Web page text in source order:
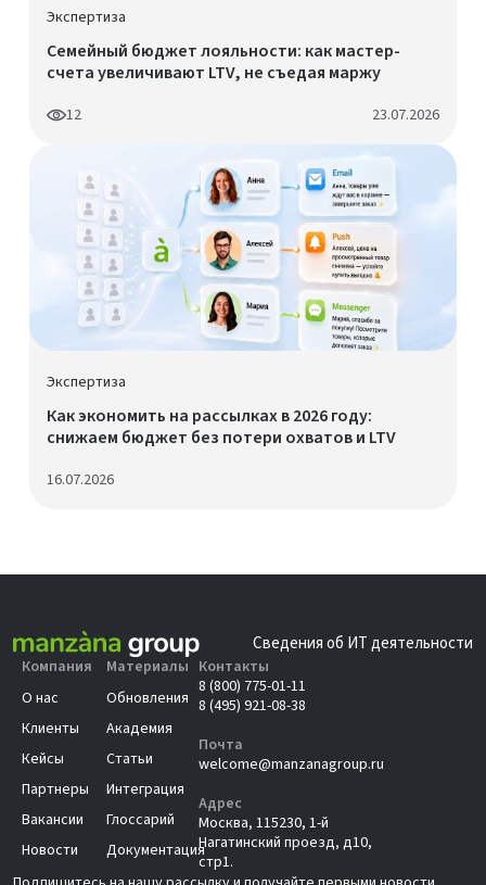
Экспертиза
Семейный бюджет лояльности: как мастер-
счета увеличивают LTV, не съедая маржу
12 23.07.2026
Экспертиза
Как экономить на рассылках в 2026 году:
снижаем бюджет без потери охватов и LTV
16.07.2026
Сведения об ИТ деятельности
Компания
О нас
Клиенты
Кейсы
Партнеры
Вакансии
Новости
Материалы
Обновления
Академия
Статьи
Интеграция
Глоссарий
Документация
Контакты
8 (800) 775-01-11
8 (495) 921-08-38
Почта
welcome@manzanagroup.ru
Адрес
Москва, 115230, 1-й
Нагатинский проезд, д10,
стр1.